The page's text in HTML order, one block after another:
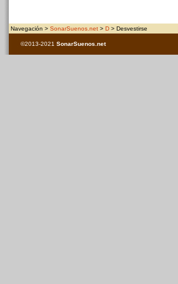
Navegación > SonarSuenos.net > D > Desvestirse
©2013-2021 SonarSuenos .net